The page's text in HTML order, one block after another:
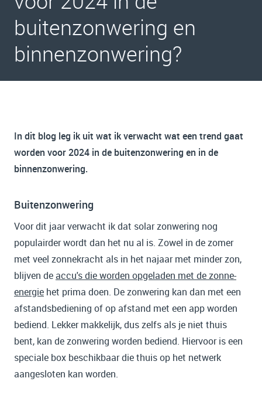
buitenzonwering en
binnenzonwering?
In dit blog leg ik uit wat ik verwacht wat een trend gaat
worden voor 2024 in de buitenzonwering en in de
binnenzonwering.
Buitenzonwering
Voor dit jaar verwacht ik dat solar zonwering nog
populairder wordt dan het nu al is. Zowel in de zomer
met veel zonnekracht als in het najaar met minder zon,
blijven deaccu's die worden opgeladen met de zonne-
energie het prima doen. De zonwering kan dan met een
afstandsbediening of op afstand met een app worden
bediend. Lekker makkelijk, dus zelfs als je niet thuis
bent, kan de zonwering worden bediend. Hiervoor is een
speciale box beschikbaar die thuis op het netwerk
aangesloten kan worden.